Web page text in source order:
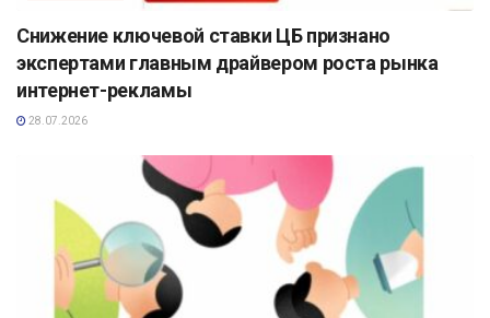
Снижение ключевой ставки ЦБ признано
экспертами главным драйвером роста рынка
интернет-рекламы
28.07.2026